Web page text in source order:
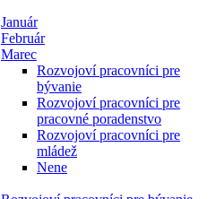
Január
Február
Marec
Rozvojoví pracovníci pre
bývanie
Rozvojoví pracovníci pre
pracovné poradenstvo
Rozvojoví pracovníci pre
mládež
Nene